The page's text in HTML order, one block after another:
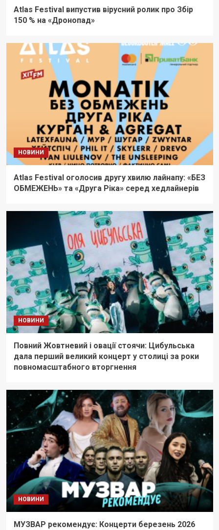
Atlas Festival випустив вірусний ролик про Збір
150 % на «Дронопад»
НОВИНИ
Atlas Festival оголосив другу хвилю лайнапу: «БЕЗ
ОБМЕЖЕНЬ» та «Друга Ріка» серед хедлайнерів
НОВИНИ
Повний Жовтневий і овації стоячи: Цибульська
дала перший великий концерт у столиці за роки
повномасштабного вторгнення
НОВИНИ
МУЗВАР рекомендує: Концерти березень 2026